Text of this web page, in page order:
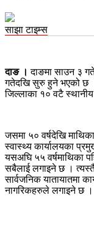
साझा टाइम्स
दाङ । दाङमा साउन ३
गतेदखि सुरु हुने भएको छ ।
जिल्लाका १० वटै
जसमा ५० वर्षदेखि
स्वास्थ्य कार्यालयका
यसअघि ५५ वर्षमाथिका
सबैलाई लगाइने छ । त्यस्तै,
सार्वजनिक यातायातमा
नागरिकहरुले लगाइने छ ।